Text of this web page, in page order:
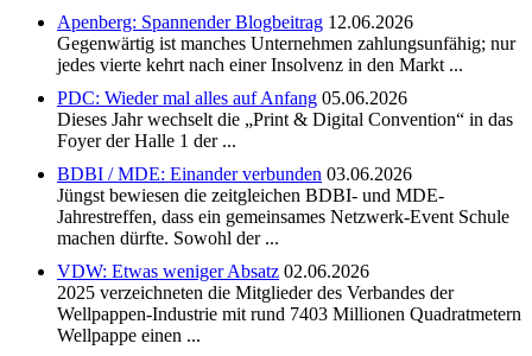
Apenberg: Spannender Blogbeitrag 12.06.2026
Gegenwärtig ist manches Unternehmen zahlungsunfähig; nur
jedes vierte kehrt nach einer Insolvenz in den Markt ...
PDC: Wieder mal alles auf Anfang 05.06.2026
Dieses Jahr wechselt die „Print & Digital Convention“ in das
Foyer der Halle 1 der ...
BDBI / MDE: Einander verbunden 03.06.2026
Jüngst bewiesen die zeitgleichen BDBI- und MDE-
Jahrestreffen, dass ein gemeinsames Netzwerk-Event Schule
machen dürfte. Sowohl der ...
VDW: Etwas weniger Absatz 02.06.2026
2025 verzeichneten die Mitglieder des Verbandes der
Wellpappen-Industrie mit rund 7403 Millionen Quadratmetern
Wellpappe einen ...